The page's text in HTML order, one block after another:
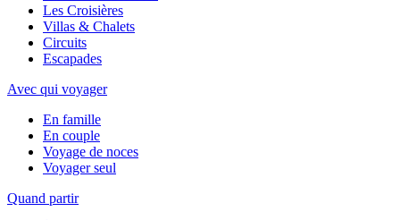
Les Croisières
Villas & Chalets
Circuits
Escapades
Avec qui voyager
En famille
En couple
Voyage de noces
Voyager seul
Quand partir